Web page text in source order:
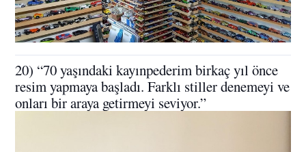
20) “70 yaşındaki kayınpederim birkaç yıl önce
resim yapmaya başladı. Farklı stiller denemeyi ve
onları bir araya getirmeyi seviyor.”